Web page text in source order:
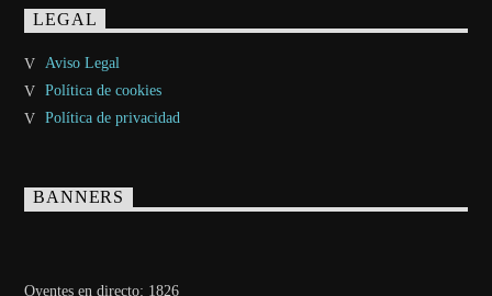
LEGAL
Aviso Legal
Política de cookies
Política de privacidad
BANNERS
Oyentes en directo: 1826